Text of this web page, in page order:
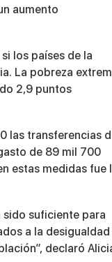
aumento
los países de la
La pobreza
2,9 puntos
las transferencias
de 89 mil 700
estas medidas fue
sido suficiente para
a la desigualdad
declaró